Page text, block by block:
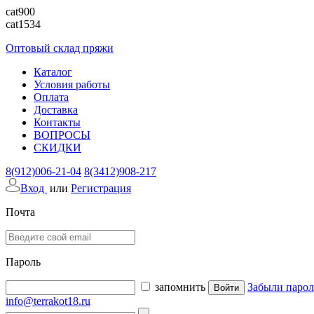
cat900
cat1534
Оптовый склад пряжи
Каталог
Условия работы
Оплата
Доставка
Контакты
ВОПРОСЫ
СКИДКИ
8(912)006-21-04 8(3412)908-217
Вход или Регистрация
Почта
Пароль
запомнить
Забыли
info@terrakot18.ru